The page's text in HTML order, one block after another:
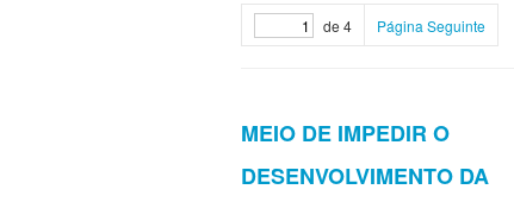
de 4 Página Seguinte
MEIO DE IMPEDIR O
DESENVOLVIMENTO DA